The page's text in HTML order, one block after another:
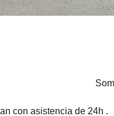
con asistencia de 24h .